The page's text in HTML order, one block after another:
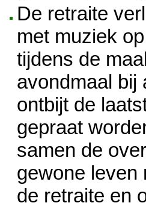
​De retraite
met muziek
tijdens de
avondmaal bij
ontbijt de
gepraat
samen de
gewone leven
de retraite en